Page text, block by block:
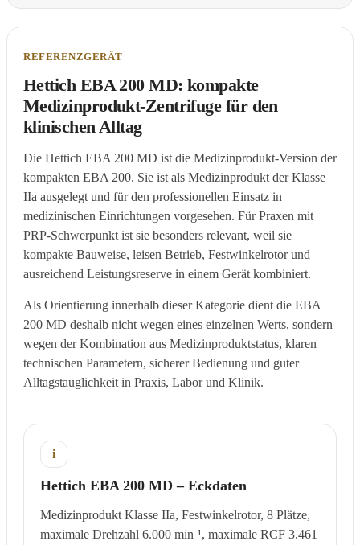
REFERENZGERÄT
Hettich EBA 200 MD: kompakte
Medizinprodukt-Zentrifuge für den
klinischen Alltag
Die Hettich EBA 200 MD ist die Medizinprodukt-Version der
kompakten EBA 200. Sie ist als Medizinprodukt der Klasse
IIa ausgelegt und für den professionellen Einsatz in
medizinischen Einrichtungen vorgesehen. Für Praxen mit
PRP-Schwerpunkt ist sie besonders relevant, weil sie
kompakte Bauweise, leisen Betrieb, Festwinkelrotor und
ausreichend Leistungsreserve in einem Gerät kombiniert.
Als Orientierung innerhalb dieser Kategorie dient die EBA
200 MD deshalb nicht wegen eines einzelnen Werts, sondern
wegen der Kombination aus Medizinproduktstatus, klaren
technischen Parametern, sicherer Bedienung und guter
Alltagstauglichkeit in Praxis, Labor und Klinik.
i
Hettich EBA 200 MD – Eckdaten
Medizinprodukt Klasse IIa, Festwinkelrotor, 8 Plätze,
maximale Drehzahl 6.000 min⁻¹, maximale RCF 3.461